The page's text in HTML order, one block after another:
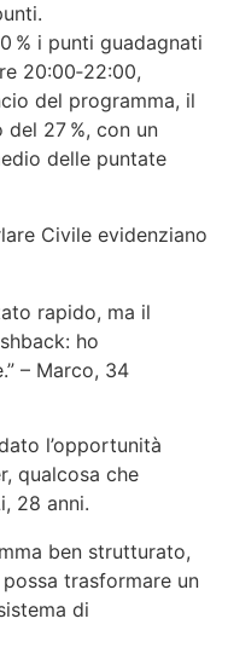
% i punti guadagnati
20:00‑22:00,
del programma, il
27 %, con un
delle puntate
Civile evidenziano
rapido, ma il
ho
– Marco, 34
l’opportunità
qualcosa che
28 anni.
ben strutturato,
trasformare un
di